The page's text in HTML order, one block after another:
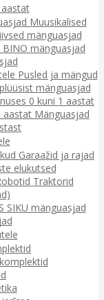
Muusikalised
mänguasjad
BINO mänguasjad
Pusled ja mängud
mänguasjad
0 kuni 1 aastat
aastat Mänguasjad
Garaažid ja rajad
elukutsed
Traktorid
SIKU mänguasjad